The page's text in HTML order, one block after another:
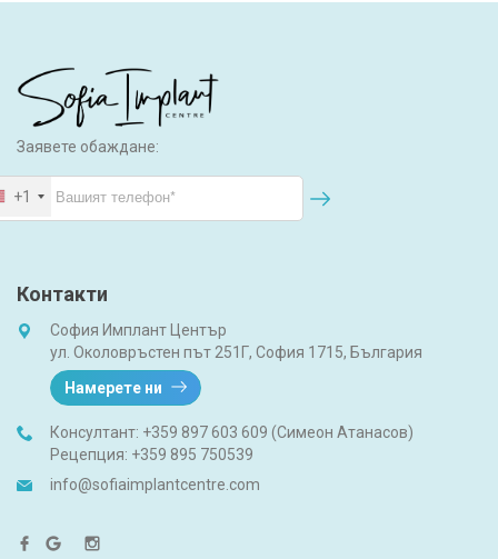
Заявете обаждане:
+1
Контакти
София Имплант Център
ул. Околовръстен път 251Г, София 1715, България
Намерете ни
Консултант: +359 897 603 609 (Симеон Атанасов)
Рецепция: +359 895 750539
info@sofiaimplantcentre.com